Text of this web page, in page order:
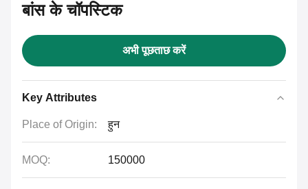
बांस के चॉपस्टिक
अभी पूछताछ करें
Key Attributes
Place of Origin: हुन
MOQ: 150000